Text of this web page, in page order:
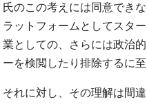
氏のこの考えには同意でき
ラットフォームとしてスタ
業としての、さらには政治
ーを検閲したり排除するに
それに対し、その理解は間